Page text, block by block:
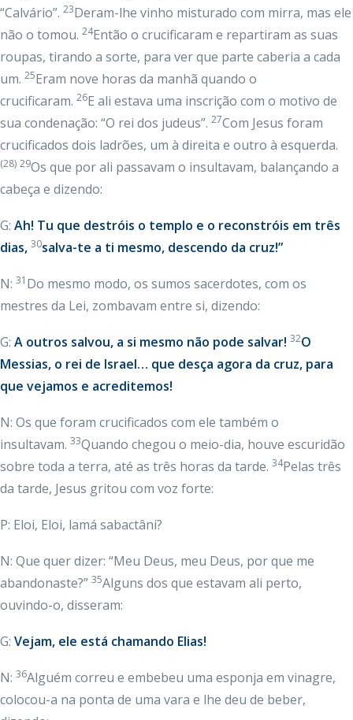
“Calvário”. 23Deram-lhe vinho misturado com mirra, mas ele
não o tomou. 24Então o crucificaram e repartiram as suas
roupas, tirando a sorte, para ver que parte caberia a cada
um. 25Eram nove horas da manhã quando o
crucificaram. 26E ali estava uma inscrição com o motivo de
sua condenação: “O rei dos judeus”. 27Com Jesus foram
crucificados dois ladrões, um à direita e outro à esquerda.
(28) 29Os que por ali passavam o insultavam, balançando a
cabeça e dizendo:
G: Ah! Tu que destróis o templo e o reconstróis em três
dias, 30salva-te a ti mesmo, descendo da cruz!”
N: 31 Do mesmo modo, os sumos sacerdotes, com os
mestres da Lei, zombavam entre si, dizendo:
G: A outros salvou, a si mesmo não pode salvar! 32O
Messias, o rei de Israel… que desça agora da cruz, para
que vejamos e acreditemos!
N: Os que foram crucificados com ele também o
insultavam. 33Quando chegou o meio-dia, houve escuridão
sobre toda a terra, até as três horas da tarde. 34Pelas três
da tarde, Jesus gritou com voz forte:
P: Eloi, Eloi, lamá sabactâni?
N: Que quer dizer: “Meu Deus, meu Deus, por que me
abandonaste?” 35Alguns dos que estavam ali perto,
ouvindo-o, disseram:
G: Vejam, ele está chamando Elias!
N: 36Alguém correu e embebeu uma esponja em vinagre,
colocou-a na ponta de uma vara e lhe deu de beber,